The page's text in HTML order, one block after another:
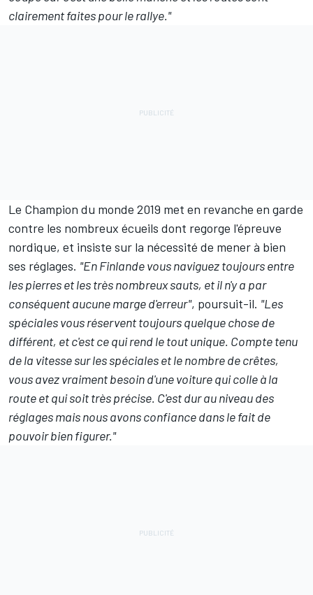
clairement faites pour le rallye."
Le Champion du monde 2019 met en revanche en garde
contre les nombreux écueils dont regorge l'épreuve
nordique, et insiste sur la nécessité de mener à bien
ses réglages. "En Finlande vous naviguez toujours entre
les pierres et les très nombreux sauts, et il n'y a par
conséquent aucune marge d'erreur", poursuit-il. "Les
spéciales vous réservent toujours quelque chose de
différent, et c'est ce qui rend le tout unique. Compte tenu
de la vitesse sur les spéciales et le nombre de crêtes,
vous avez vraiment besoin d'une voiture qui colle à la
route et qui soit très précise. C'est dur au niveau des
réglages mais nous avons confiance dans le fait de
pouvoir bien figurer."